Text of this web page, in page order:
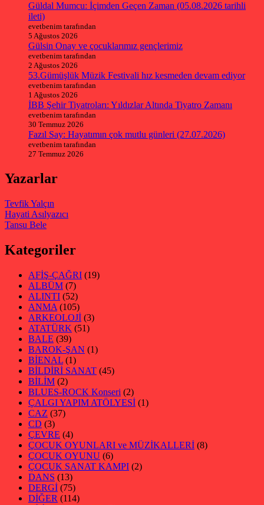
Güldal Mumcu: İçimden Geçen Zaman (05.08.2026 tarihli
ileti)
evetbenim tarafından
5 Ağustos 2026
Gülsin Onay ve çocuklarımız gençlerimiz
evetbenim tarafından
2 Ağustos 2026
53.Gümüşlük Müzik Festivali hız kesmeden devam ediyor
evetbenim tarafından
1 Ağustos 2026
İBB Şehir Tiyatroları: Yıldızlar Altında Tiyatro Zamanı
evetbenim tarafından
30 Temmuz 2026
Fazıl Say: Hayatımın çok mutlu günleri (27.07.2026)
evetbenim tarafından
27 Temmuz 2026
Yazarlar
Tevfik Yalçın
Hayati Asılyazıcı
Tansu Bele
Kategoriler
AFİŞ-ÇAĞRI (19)
ALBÜM (7)
ALINTI (52)
ANMA (105)
ARKEOLOJİ (3)
ATATÜRK (51)
BALE (39)
BAROK-ŞAN (1)
BİENAL (1)
BİLDİRİ SANAT (45)
BİLİM (2)
BLUES-ROCK Konseri (2)
ÇALGI YAPIM ATÖLYESİ (1)
CAZ (37)
CD (3)
ÇEVRE (4)
ÇOCUK OYUNLARI ve MÜZİKALLERİ (8)
ÇOCUK OYUNU (6)
ÇOCUK SANAT KAMPI (2)
DANS (13)
DERGİ (75)
DİĞER (114)